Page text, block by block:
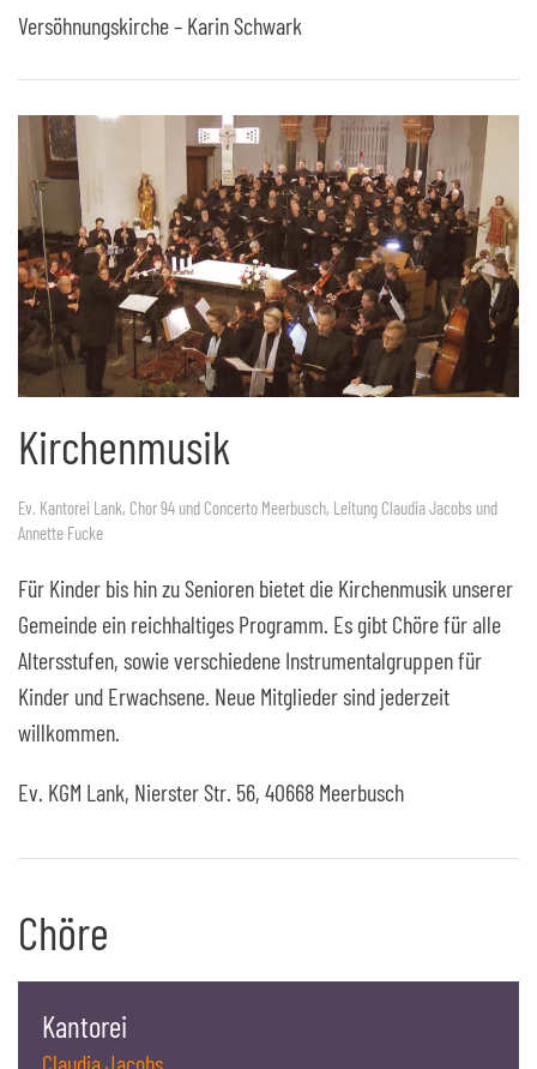
Versöhnungskirche – Karin Schwark
Kirchenmusik
Ev. Kantorei Lank, Chor 94 und Concerto Meerbusch, Leitung Claudia Jacobs und
Annette Fucke
Für Kinder bis hin zu Senioren bietet die Kirchenmusik unserer
Gemeinde ein reichhaltiges Programm. Es gibt Chöre für alle
Altersstufen, sowie verschiedene Instrumentalgruppen für
Kinder und Erwachsene. Neue Mitglieder sind jederzeit
willkommen.
Ev. KGM Lank, Nierster Str. 56, 40668 Meerbusch
Chöre
Kantorei
Claudia Jacobs